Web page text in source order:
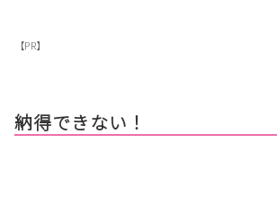
【PR】
納得できない！